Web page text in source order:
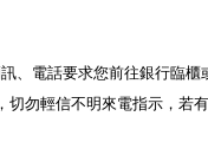
電話要求您前往銀行臨櫃
勿輕信不明來電指示，若